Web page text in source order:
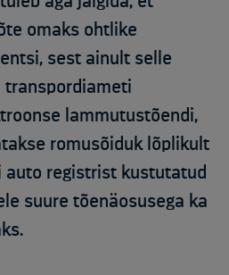
omaks ohtlike
sest ainult selle
transpordiameti
lammutustõendi,
romusõiduk lõplikult
auto registrist kustutatud
suure tõenäosusega ka